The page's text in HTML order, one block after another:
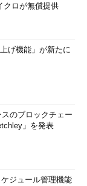
クロが無償提供
げ機能」が新たに
のブロックチェー
」を発表
ジュール管理機能